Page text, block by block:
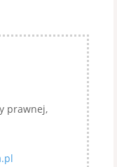
prawnej,